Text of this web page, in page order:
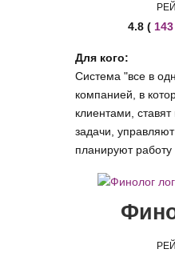
4.8 (
Для кого:
Система "все в
компанией, в
клиентами,
задачи,
планируют работу